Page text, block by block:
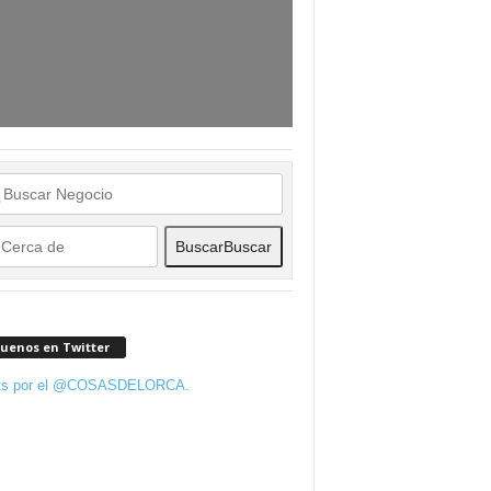
BuscarBuscar
en Twitter
por el @COSASDELORCA.